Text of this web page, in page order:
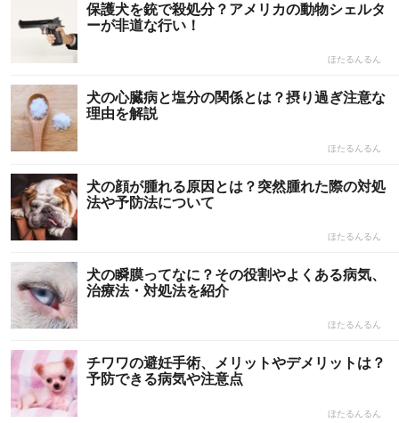
保護犬を銃で殺処分？アメリカの動物シェルタ
ーが非道な行い！
ほたるんるん
犬の心臓病と塩分の関係とは？摂り過ぎ注意な
理由を解説
ほたるんるん
犬の顔が腫れる原因とは？突然腫れた際の対処
法や予防法について
ほたるんるん
‎犬の瞬膜ってなに？その役割やよくある病気、
治療法・対処法を紹介
ほたるんるん
チワワの避妊手術、メリットやデメリットは？
予防できる病気や注意点
ほたるんるん